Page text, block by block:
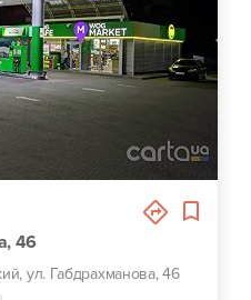
46
ул. Габдрахманова, 46